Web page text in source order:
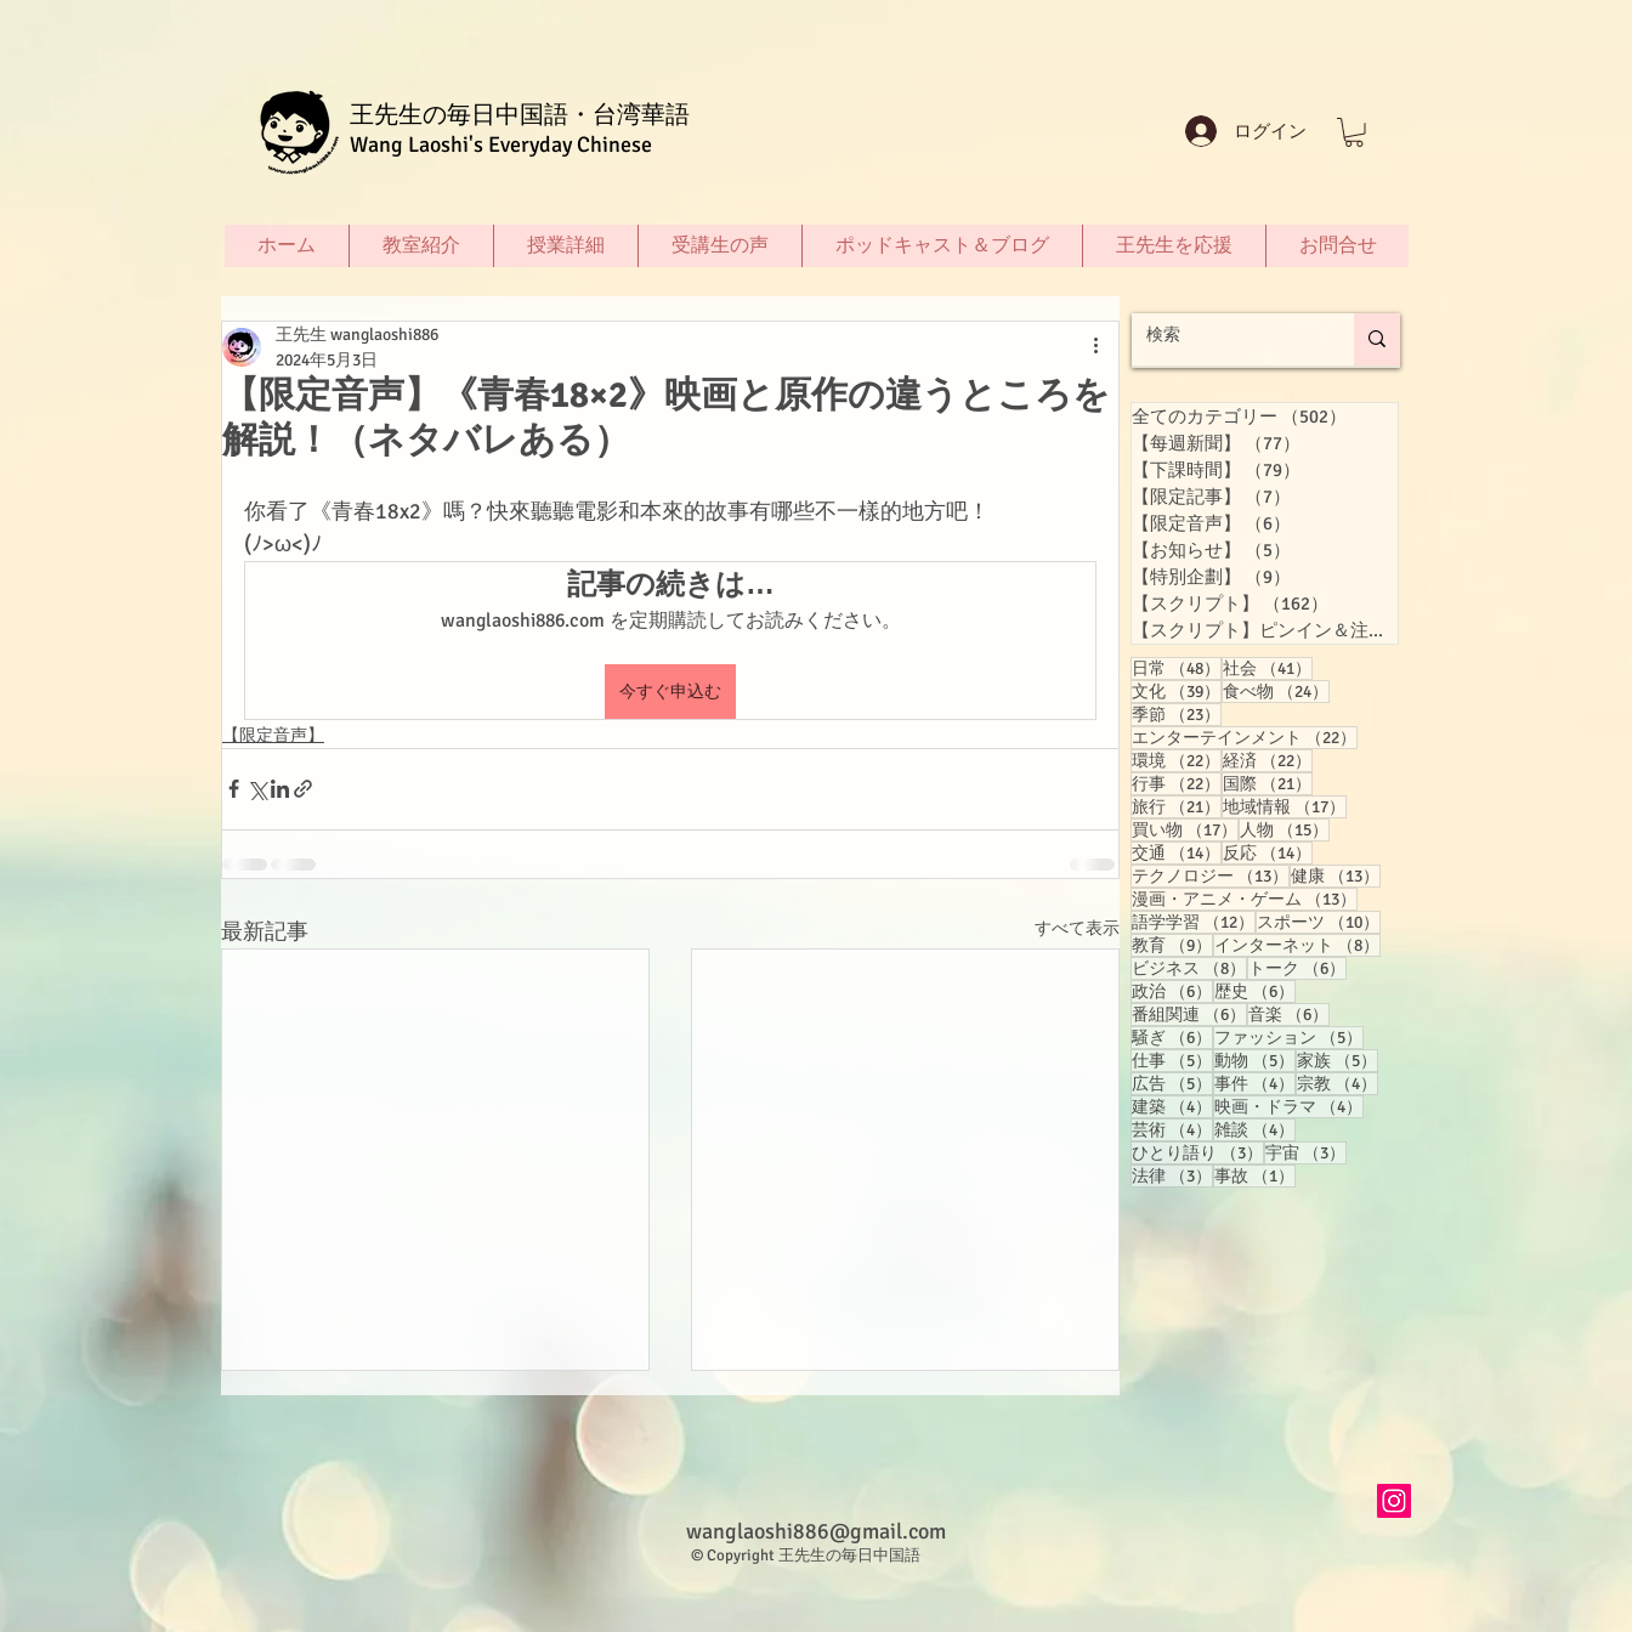
王先生の毎日中国語・台湾華語
Wang Laoshi's Everyday Chinese
ログイン
ホーム 教室紹介 授業詳細 受講生の声 ポッドキャスト＆ブログ 王先生を応援 お問合せ
【限定音声】《青春18×2》映画と原作の違うところを
解説！（ネタバレある）
王先生 wanglaoshi886
2024年5月3日
你看了《青春18x2》嗎？快來聽聽電影和本來的故事有哪些不一樣的地方吧！
(ﾉ>ω<)ﾉ
記事の続きは…
wanglaoshi886.com を定期購読してお読みください。
今すぐ申込む
【限定音声】
最新記事 すべて表示
全てのカテゴリー （502）
【每週新聞】
（77）
【下課時間】
（79）
【限定記事】
（7）
【限定音声】
（6）
【お知らせ】
（5）
【特別企劃】
（9）
【スクリプト】
（162）
【スクリプト】ピンイン＆注音付き
日常 （48） 48件の記事
社会 （41）
文化
（39） 39件の記事
食べ物 （24）
季節
（23）
エンターテインメント
（22）
環境
（22） 22件の記事
経済 （22）
行事
（22） 22件の記事
国際 （21）
旅行
（21） 21件の記事
地域情報 （17）
買い物
（17） 17件の記事
人物 （15）
交通
（14） 14件の記事
反応 （14）
テクノロジー
（13） 13件の記事
健康 （13）
漫画・アニメ・ゲーム
（13）
語学学習
（12） 12件の記事
スポーツ （10）
教育
（9） 9件の記事
インターネット （8）
ビジネス
（8） 8件の記事
トーク （6）
政治
（6） 6件の記事
歴史 （6）
番組関連
（6） 6件の記事
音楽 （6）
騒ぎ
（6） 6件の記事
ファッション （5）
仕事
（5） 5件の記事
動物 （5） 5件の記事
家族 （5）
広告
（5） 5件の記事
事件 （4） 4件の記事
宗教 （4）
建築
（4） 4件の記事
映画・ドラマ （4）
芸術
（4） 4件の記事
雑談 （4）
ひとり語り
（3） 3件の記事
宇宙 （3）
法律
（3） 3件の記事
事故 （1）
wanglaoshi886@gmail.com
© Copyright 王先生の毎日中国語